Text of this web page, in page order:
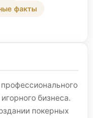
факты
бизнеса.
покерных